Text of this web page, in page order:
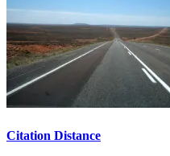
Citation Distance